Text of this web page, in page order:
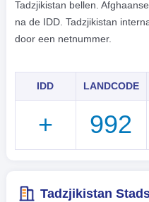
Tadzjikistan bellen.
na de IDD. Tadzjikistan
door een netnummer.
IDD LANDCODE
+ 992
Tadzjikistan